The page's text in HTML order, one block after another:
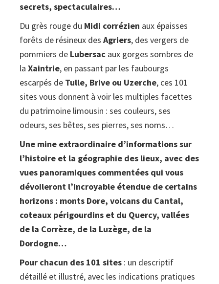
quantity
secrets, spectaculaires…
Du grès rouge du Midi corrézien aux épaisses
forêts de résineux des Agriers, des vergers de
pommiers de Lubersac aux gorges sombres de
la Xaintrie, en passant par les faubourgs
escarpés de Tulle, Brive ou Uzerche, ces 101
sites vous donnent à voir les multiples facettes
du patrimoine limousin : ses couleurs, ses
odeurs, ses bêtes, ses pierres, ses noms…
Une mine extraordinaire d’informations sur
l’histoire et la géographie des lieux, avec des
vues panoramiques commentées qui vous
dévoileront l’incroyable étendue de certains
horizons : monts Dore, volcans du Cantal,
coteaux périgourdins et du Quercy, vallées
de la Corrèze, de la Luzège, de la
Dordogne…
Pour chacun des 101 sites : un descriptif
détaillé et illustré, avec les indications pratiques